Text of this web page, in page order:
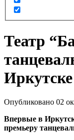
Театр
Иркутске
Опубликовано 02
Впервые в
премьеру